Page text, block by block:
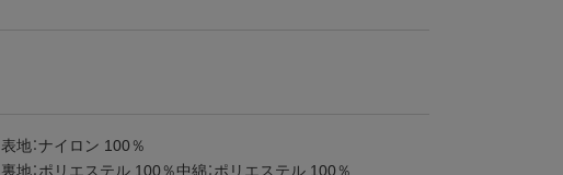
表地：ナイロン 100％
裏地：ポリエステル 100％中綿：ポリエステル 100％